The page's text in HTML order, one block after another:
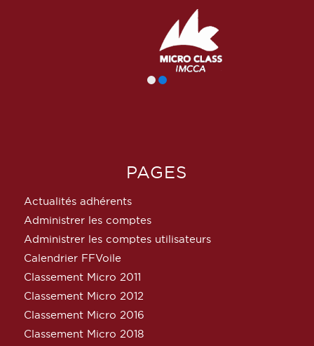
PAGES
Actualités adhérents
Administrer les comptes
Administrer les comptes utilisateurs
Calendrier FFVoile
Classement Micro 2011
Classement Micro 2012
Classement Micro 2016
Classement Micro 2018